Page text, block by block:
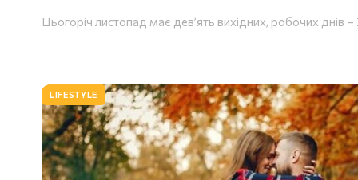
Цьогоріч листопад має дев’ять вихідних, робочих днів
LIFESTYLE